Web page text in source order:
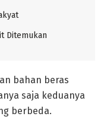
Ditemukan
bahan beras
saja keduanya
berbeda.